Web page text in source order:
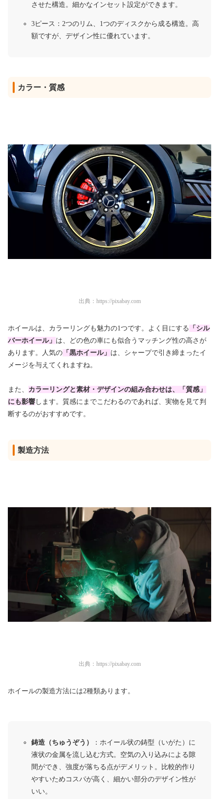
させた構造。細かなインセット設定ができます。
3ピース：2つのリム、1つのディスクから成る構造。高
額ですが、デザイン性に優れています。
カラー・質感
出典： https://pixabay.com
ホイールは、カラーリングも魅力の1つです。よく目にする
「シル
バーホイール」 は、どの色の車にも似合うマッチング性の高さが
あります。人気の 「黒ホイール」 は、シャープで引き締まったイ
メージを与えてくれますね。
また、 カラーリングと素材・デザインの組み合わせは、「質感」
にも影響 します。質感にまでこだわるのであれば、実物を見て判
断するのがおすすめです。
製造方法
出典： https://pixabay.com
ホイールの製造方法には2種類あります。
鋳造（ちゅうぞう）
：ホイール状の鋳型（いがた）に
液状の金属を流し込む方式。空気の入り込みによる隙
間ができ、強度が落ちる点がデメリット。比較的作り
やすいためコスパが高く、細かい部分のデザイン性が
いい。